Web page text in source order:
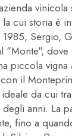
vinicola
cui storia è
Sergio,
"Monte",
piccola vigna
il
da cui
anni. La
fino a